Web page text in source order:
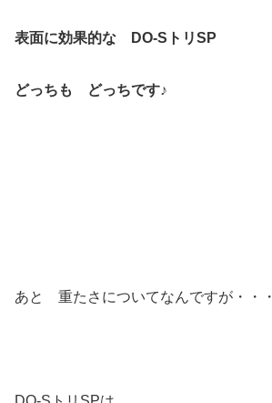
表面に効果的な DO-SトリSP
どっちも どっちです♪
あと 重たさについてなんですが・・・